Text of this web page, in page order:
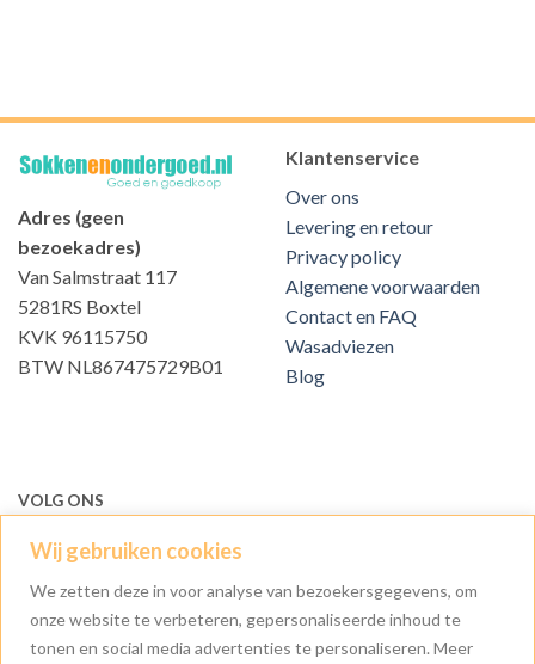
Wij gebruiken cookies
We zetten deze in voor analyse van bezoekersgegevens, om
onze website te verbeteren, gepersonaliseerde inhoud te
tonen en social media advertenties te personaliseren. Meer
Adres (geen
bezoekadres)
Van Salmstraat 117
5281RS Boxtel
KVK 96115750
BTW NL867475729B01
Klantenservice
Over ons
Levering en retour
Privacy policy
Algemene voorwaarden
Contact en FAQ
Wasadviezen
Blog
VOLG ONS